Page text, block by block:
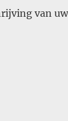
van